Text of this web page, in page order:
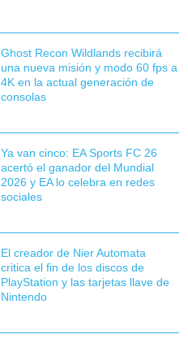
Ghost Recon Wildlands recibirá
una nueva misión y modo 60 fps a
4K en la actual generación de
consolas
Ya van cinco: EA Sports FC 26
acertó el ganador del Mundial
2026 y EA lo celebra en redes
sociales
El creador de Nier Automata
critica el fin de los discos de
PlayStation y las tarjetas llave de
Nintendo